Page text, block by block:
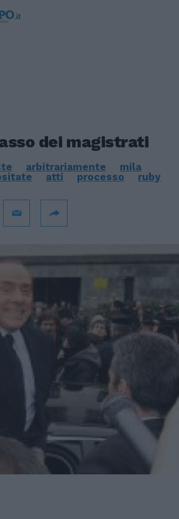
dei magistrati
arbitrariamente
mila
atti processo ruby